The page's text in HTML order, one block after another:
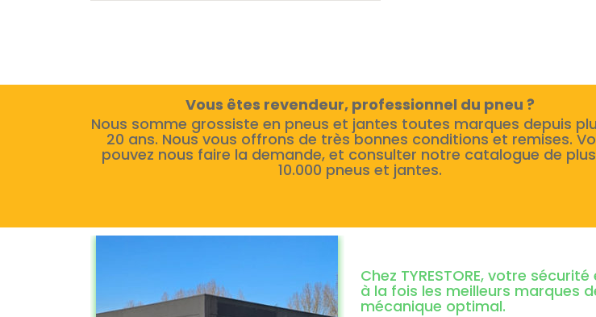
Vous êtes revendeur, professionnel du pneu ?
Nous somme grossiste en pneus et jantes toutes marques depuis
20 ans. Nous vous offrons de très bonnes conditions et remises.
pouvez nous faire la demande, et consulter notre catalogue de
10.000 pneus et jantes.
Chez TYRESTORE, votre
à la fois les meilleurs marques
mécanique optimal.